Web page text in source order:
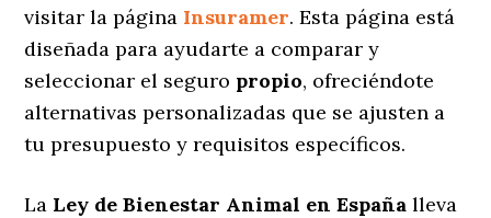
visitar la página Insuramer. Esta página está
diseñada para ayudarte a comparar y
seleccionar el seguro propio, ofreciéndote
alternativas personalizadas que se ajusten a
tu presupuesto y requisitos específicos.
La Ley de Bienestar Animal en España lleva